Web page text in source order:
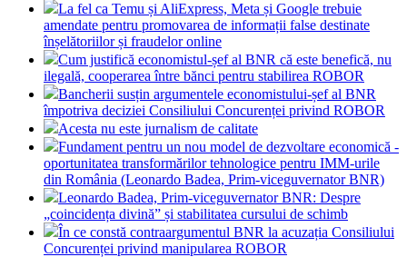
La fel ca Temu și AliExpress, Meta și Google trebuie
amendate pentru promovarea de informații false destinate
înșelătoriilor și fraudelor online
Cum justifică economistul-șef al BNR că este benefică, nu
ilegală, cooperarea între bănci pentru stabilirea ROBOR
Bancherii susțin argumentele economistului-șef al BNR
împotriva deciziei Consiliului Concurenței privind ROBOR
Acesta nu este jurnalism de calitate
Fundament pentru un nou model de dezvoltare economică -
oportunitatea transformărilor tehnologice pentru IMM-urile
din România (Leonardo Badea, Prim-viceguvernator BNR)
Leonardo Badea, Prim-viceguvernator BNR: Despre
„coincidența divină” și stabilitatea cursului de schimb
În ce constă contraargumentul BNR la acuzația Consiliului
Concurenței privind manipularea ROBOR